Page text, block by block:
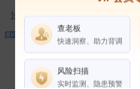
法定代表人
1
控制企业 所属集团
查老板
快速洞察、助力背调
风险扫描
实时监测、隐患预警